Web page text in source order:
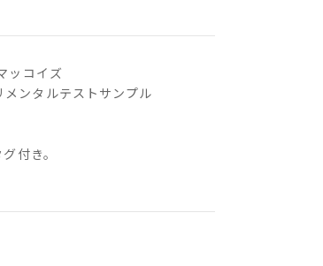
ッコイズ
ンタルテストサンプル
付き。